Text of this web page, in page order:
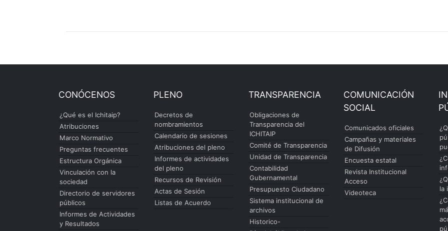
CONÓCENOS
¿Qué es el Ichitaip?
Atribuciones
Marco Normativo
Preguntas frecuentes
Estructura Orgánica
Vinculación con la
sociedad
Directorio de servidores
públicos
Informes de Actividades
y Resultados
PLENO
Decretos de
nombramientos
Calendario de sesiones
Atribuciones del pleno
Informes de actividades
del pleno
Recursos de Revisión
Actas de Sesión
Listas de Acuerdo
TRANSPARENCIA
Obligaciones de
Transparencia del
ICHITAIP
Comité de Transparencia
Unidad de Transparencia
Contabilidad
Gubernamental
Presupuesto Ciudadano
Sistema institucional de
archivos
Historico-
COMUNICACIÓN
SOCIAL
Comunicados oficiales
Campañas y materiales
de Difusión
Encuesta estatal
Revista Institucional
Acceso
Videoteca
la